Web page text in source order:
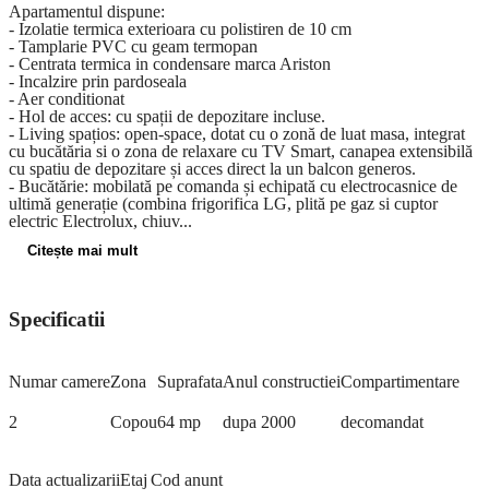
Apartamentul dispune:
- Izolatie termica exterioara cu polistiren de 10 cm
- Tamplarie PVC cu geam termopan
- Centrata termica in condensare marca Ariston
- Incalzire prin pardoseala
- Aer conditionat
- Hol de acces: cu spații de depozitare incluse.
- Living spațios: open-space, dotat cu o zonă de luat masa, integrat
cu bucătăria si o zona de relaxare cu TV Smart, canapea extensibilă
cu spatiu de depozitare și acces direct la un balcon generos.
- Bucătărie: mobilată pe comanda și echipată cu electrocasnice de
ultimă generație (combina frigorifica LG, plită pe gaz si cuptor
electric Electrolux, chiuv...
Citește mai mult
Specificatii
Numar camere
2
Zona
Copou
Suprafata
64 mp
Anul constructiei
dupa 2000
Compartimentare
decomandat
Data actualizariiEtaj Cod anunt